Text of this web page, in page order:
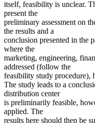
itself, feasibility is unclear.
present the
preliminary assessment on
the results and a
conclusion presented in the
where the
marketing, engineering,
addressed (follow the
feasibility study procedure),
The study leads to a
distribution center
is preliminarily feasible,
applied. The
results here should then be